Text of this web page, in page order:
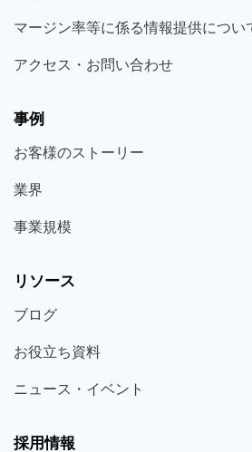
マージン率等に係る情報提供につい
アクセス・お問い合わせ
事例
お客様のストーリー
業界
事業規模
リソース
ブログ
お役立ち資料
ニュース・ イベント
採用情報